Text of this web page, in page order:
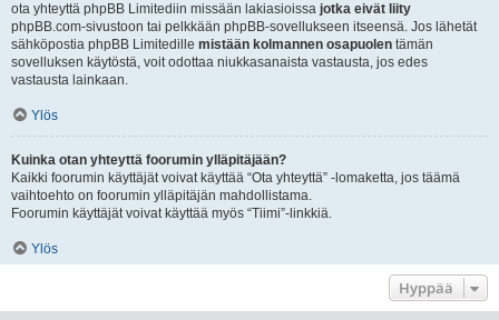
ota yhteyttä phpBB Limitediin missään lakiasioissa jotka eivät liity
phpBB.com-sivustoon tai pelkkään phpBB-sovellukseen itseensä. Jos lähetät
sähköpostia phpBB Limitedille mistään kolmannen osapuolen tämän
sovelluksen käytöstä, voit odottaa niukkasanaista vastausta, jos edes
vastausta lainkaan.
Ylös
Kuinka otan yhteyttä foorumin ylläpitäjään?
Kaikki foorumin käyttäjät voivat käyttää “Ota yhteyttä” -lomaketta, jos täämä
vaihtoehto on foorumin ylläpitäjän mahdollistama.
Foorumin käyttäjät voivat käyttää myös “Tiimi”-linkkiä.
Ylös
Hyppää